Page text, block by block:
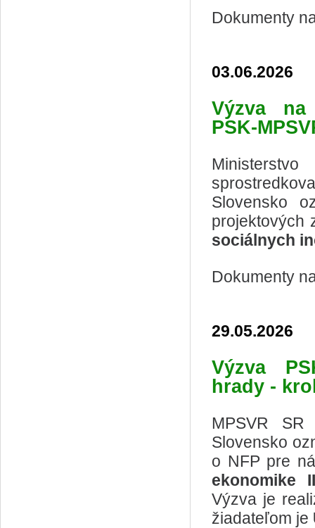
Dokumenty
03.06.2026
Výzva na
PSK-
Slovensko
projektových
sociálnych
Dokumenty
29.05.2026
Výzva
hrady -
MPSVR SR
Slovensko
o NFP pre
ekonomike
Výzva je
žiadateľom je